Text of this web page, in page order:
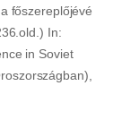
főszereplőjévé
In:
in Soviet